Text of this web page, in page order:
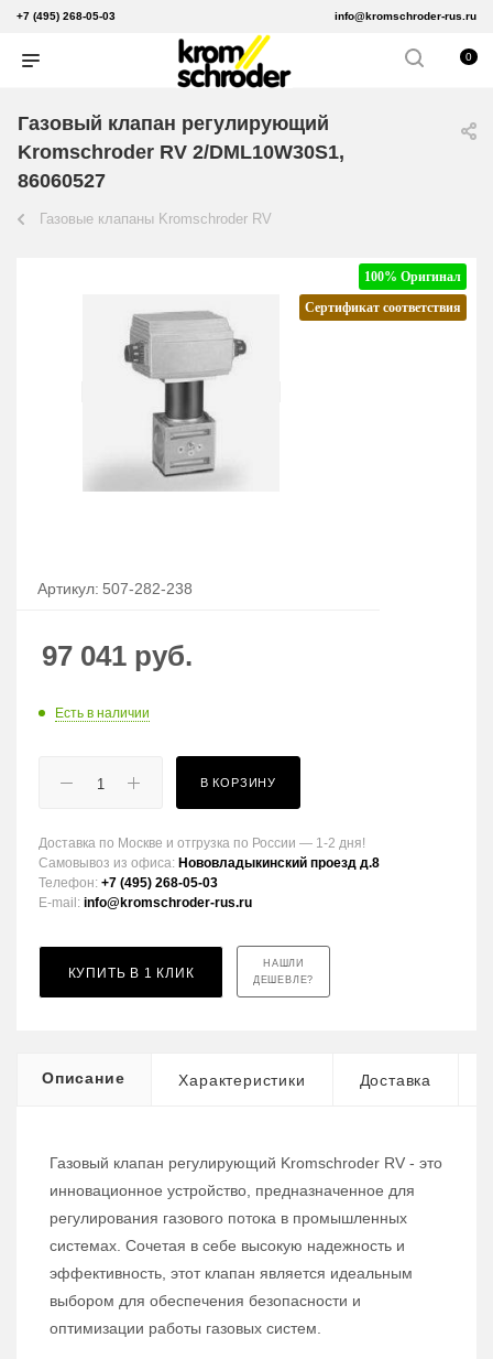
+7 (495) 268-05-03 info@kromschroder-rus.ru
0
Газовый клапан регулирующий
Kromschroder RV 2/DML10W30S1,
86060527
Газовые клапаны Kromschroder RV
100% Оригинал
Сертификат соответствия
Артикул: 507-282-238
97 041 руб.
Есть в наличии
В КОРЗИНУ
Доставка по Москве и отгрузка по России — 1-2 дня!
Самовывоз из офиса: Нововладыкинский проезд д.8
Телефон: +7 (495) 268-05-03
E-mail: info@kromschroder-rus.ru
КУПИТЬ В 1 КЛИК
НАШЛИ
ДЕШЕВЛЕ?
Описание Характеристики Доставка
Газовый клапан регулирующий Kromschroder RV - это
инновационное устройство, предназначенное для
регулирования газового потока в промышленных
системах. Сочетая в себе высокую надежность и
эффективность, этот клапан является идеальным
выбором для обеспечения безопасности и
оптимизации работы газовых систем.